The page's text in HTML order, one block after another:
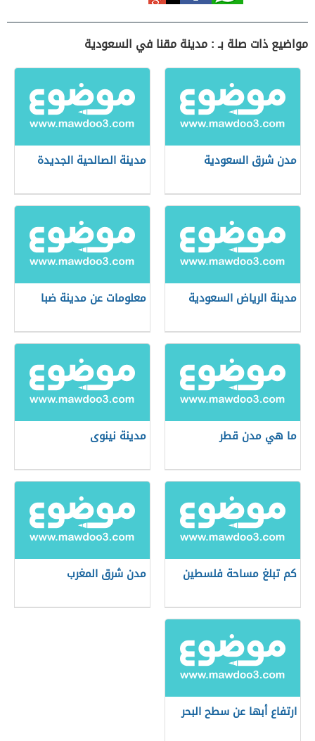
مواضيع ذات صلة بـ : مدينة مقنا في السعودية
مدن شرق السعودية مدينة الصالحية الجديدة
مدينة الرياض السعودية معلومات عن مدينة ضبا
ما هي مدن قطر مدينة نينوى
كم تبلغ مساحة فلسطين مدن شرق المغرب
ارتفاع أبها عن سطح البحر